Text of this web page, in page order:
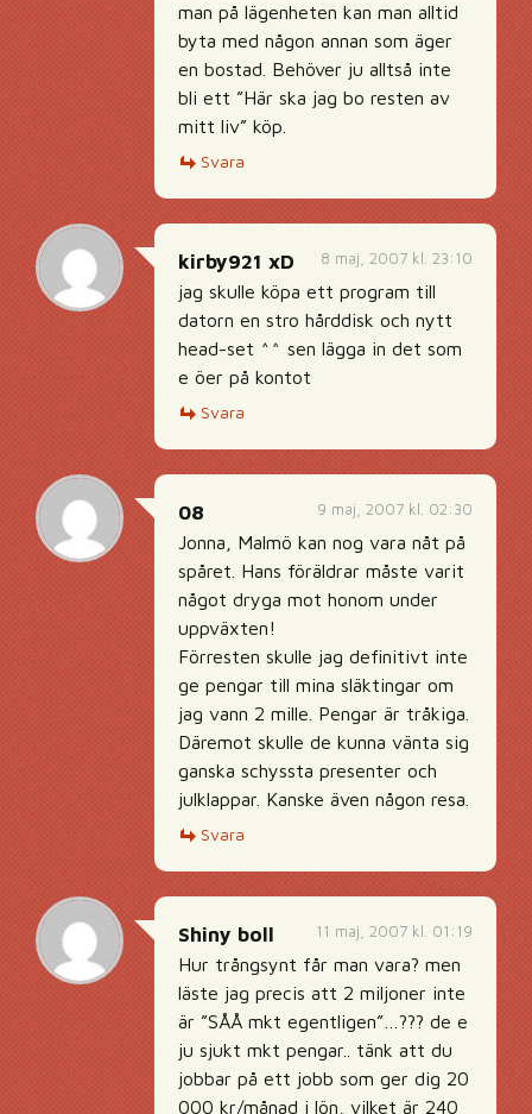
man på lägenheten kan man alltid
byta med någon annan som äger
en bostad. Behöver ju alltså inte
bli ett ”Här ska jag bo resten av
mitt liv” köp.
Svara
8 maj, 2007 kl. 23:10
kirby921 xD
jag skulle köpa ett program till
datorn en stro hårddisk och nytt
head-set ^^ sen lägga in det som
e öer på kontot
Svara
9 maj, 2007 kl. 02:30
08
Jonna, Malmö kan nog vara nåt på
spåret. Hans föräldrar måste varit
något dryga mot honom under
uppväxten!
Förresten skulle jag definitivt inte
ge pengar till mina släktingar om
jag vann 2 mille. Pengar är tråkiga.
Däremot skulle de kunna vänta sig
ganska schyssta presenter och
julklappar. Kanske även någon resa.
Svara
11 maj, 2007 kl. 01:19
Shiny boll
Hur trångsynt får man vara? men
läste jag precis att 2 miljoner inte
är ”SÅÅ mkt egentligen”…??? de e
ju sjukt mkt pengar.. tänk att du
jobbar på ett jobb som ger dig 20
000 kr/månad i lön, vilket är 240